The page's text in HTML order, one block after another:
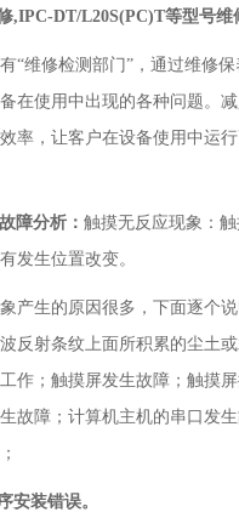
,IPC-DT/L20S(PC)T等型号维
维修检测部门”，通过维修保
在使用中出现的各种问题。
率，让客户在设备使用中运
障分析： 触摸无反应现象：
发生位置改变。
生的原因很多，下面逐个说
反射条纹上面所积累的尘土
作；触摸屏发生故障；触摸
故障；计算机主机的串口发
安装错误。